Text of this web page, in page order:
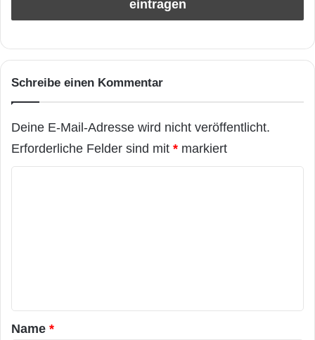
Schreibe einen Kommentar
Deine E-Mail-Adresse wird nicht veröffentlicht.
Erforderliche Felder sind mit * markiert
a
Name *